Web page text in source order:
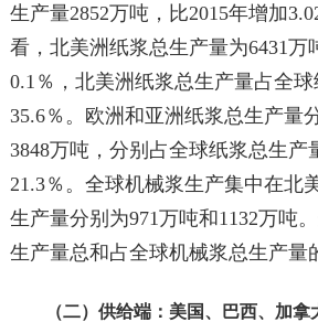
生产量2852万吨，比2015年增加
看，北美洲纸浆总生产量为6431万
0.1％，北美洲纸浆总生产量占全
35.6％。欧洲和亚洲纸浆总生产量
3848万吨，分别占全球纸浆总生产
21.3％。全球机械浆生产集中在北
生产量分别为971万吨和1132万吨
生产量总和占全球机械浆总生产量
（二）供给端：美国、巴西、加